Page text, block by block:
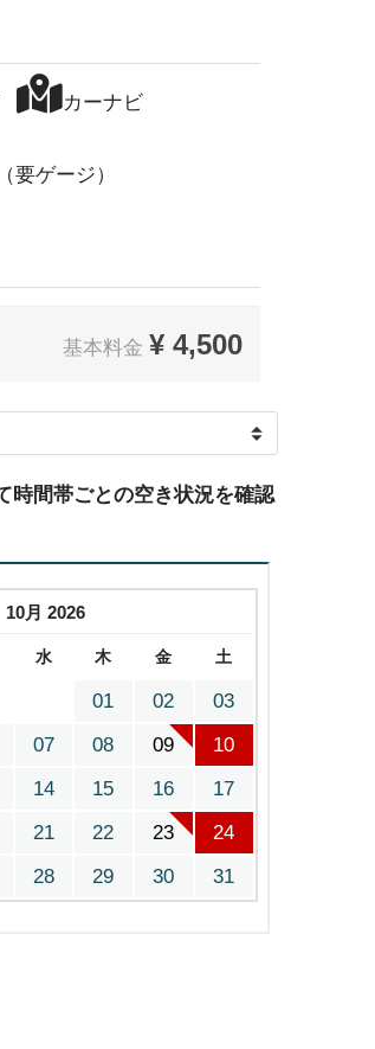
カーナビ
要ゲージ）
基本料金 ¥ 4,500
時間帯ごとの空き状況を確認
10月 2026
水 木 金 土
01 02
03
07 08 09
10
14 15 16
17
21 22 23
24
28 29 30 31